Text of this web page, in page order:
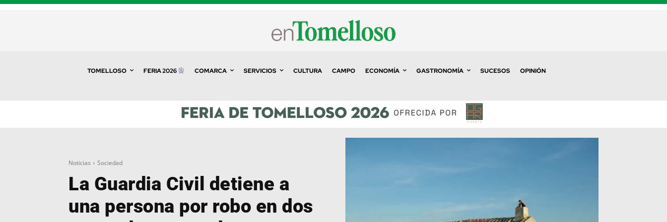
TOMELLOSO FERIA 2026 COMARCA SERVICIOS CULTURA CAMPO ECONOMÍA GASTRONOMÍA SUCESOS OPINIÓN
Noticias Sociedad
La Guardia Civil detiene a
una persona por robo en dos